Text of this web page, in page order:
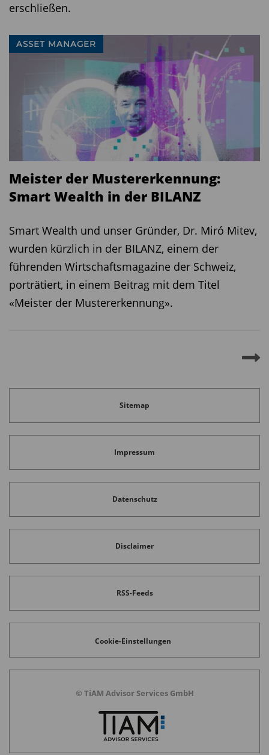
erschließen.
ASSET MANAGER
Meister der Mustererkennung:
Smart Wealth in der BILANZ
Smart Wealth und unser Gründer, Dr. Miró Mitev,
wurden kürzlich in der BILANZ, einem der
führenden Wirtschaftsmagazine der Schweiz,
porträtiert, in einem Beitrag mit dem Titel
«Meister der Mustererkennung».
Sitemap
Impressum
Datenschutz
Disclaimer
RSS-Feeds
Cookie-Einstellungen
© TiAM Advisor Services GmbH